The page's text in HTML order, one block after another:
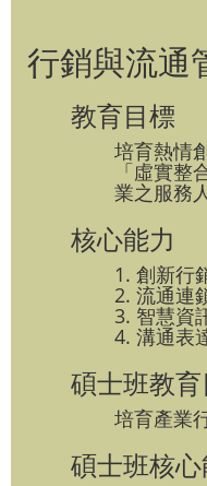
行銷與流通
教育目標
培育熱情
「虛實
業之服務
核心能力
1. 創新行
2. 流通連
3. 智慧資
4. 溝通表
碩士班教
培育產業
碩士班核心